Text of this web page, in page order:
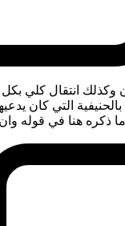
انتقال كلي بكل
التي كان
ذكره هنا في قوله وان